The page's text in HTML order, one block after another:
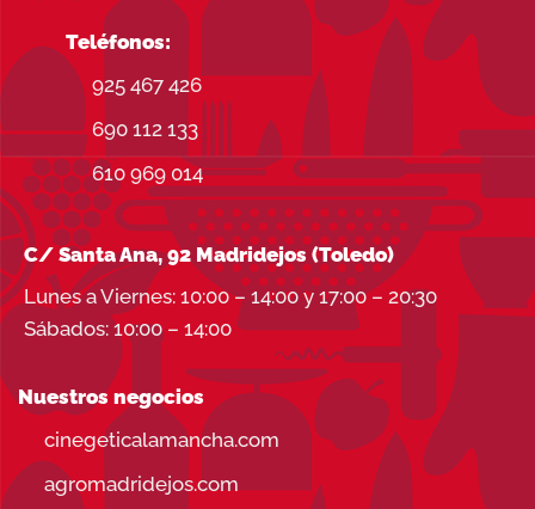
Teléfonos:
925 467 426
690 112 133
610 969 014
C/ Santa Ana, 92 Madridejos (Toledo)
Lunes a Viernes: 10:00 – 14:00 y 17:00 – 20:30
Sábados: 10:00 – 14:00
Nuestros negocios
cinegeticalamancha.com
agromadridejos.com